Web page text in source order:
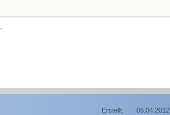
Erstellt: 06.04.2012